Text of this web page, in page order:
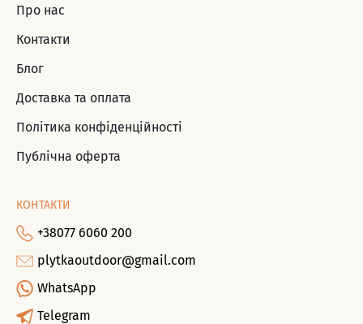
Про нас
Контакти
Блог
Доставка та оплата
Політика конфіденційності
Публічна оферта
КОНТАКТИ
+38077 6060 200
plytkaoutdoor@gmail.com
WhatsApp
Telegram